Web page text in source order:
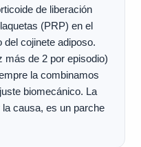
de liberación
(PRP) en el
del cojinete adiposo.
más de 2 por episodio)
la combinamos
biomecánico. La
causa, es un parche